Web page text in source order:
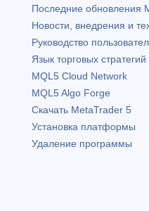
Последние обновления
Новости, внедрения и
Руководство
Язык торговых
MQL5 Cloud Network
MQL5 Algo Forge
Скачать MetaTrader 5
Установка платформы
Удаление программы